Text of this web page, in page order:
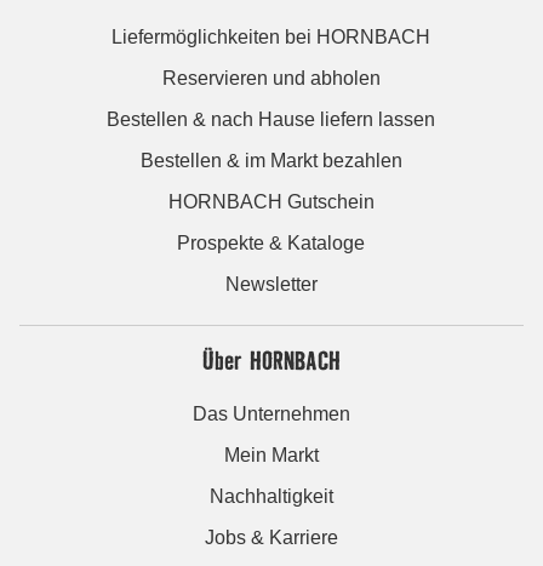
Liefermöglichkeiten bei HORNBACH
Reservieren und abholen
Bestellen & nach Hause liefern lassen
Bestellen & im Markt bezahlen
HORNBACH Gutschein
Prospekte & Kataloge
Newsletter
Über HORNBACH
Das Unternehmen
Mein Markt
Nachhaltigkeit
Jobs & Karriere